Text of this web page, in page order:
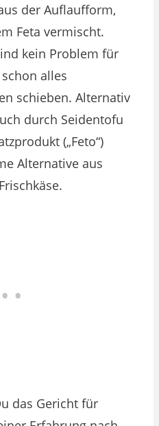
der Auflaufform,
Feta vermischt.
kein Problem für
alles
schieben. Alternativ
durch Seidentofu
(„Feto“)
Alternative aus
das Gericht für